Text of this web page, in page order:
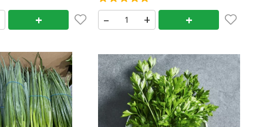
+ – + +